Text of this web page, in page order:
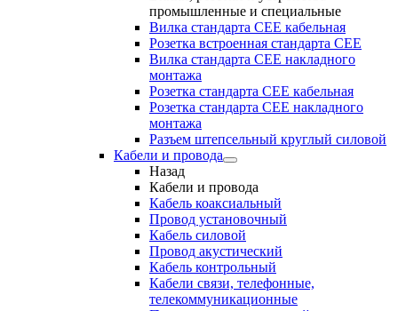
промышленные и специальные
Вилка стандарта CEE кабельная
Розетка встроенная стандарта CEE
Вилка стандарта CEE накладного
монтажа
Розетка стандарта СЕЕ кабельная
Розетка стандарта СЕЕ накладного
монтажа
Разъем штепсельный круглый силовой
Кабели и провода
Назад
Кабели и провода
Кабель коаксиальный
Провод установочный
Кабель силовой
Провод акустический
Кабель контрольный
Кабели связи, телефонные,
телекоммуникационные